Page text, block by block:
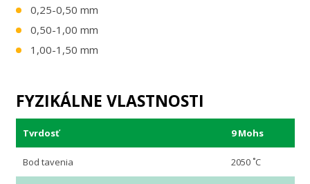
0,25-0,50 mm
0,50-1,00 mm
1,00-1,50 mm
FYZIKÁLNE VLASTNOSTI
Tvrdosť 9 Mohs
Bod tavenia 2050 ˚C